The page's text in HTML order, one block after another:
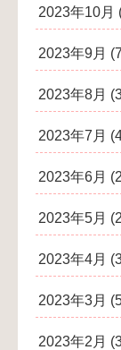
2023年10月
2023年9月
2023年8月
2023年7月
2023年6月
2023年5月
2023年4月
2023年3月
2023年2月